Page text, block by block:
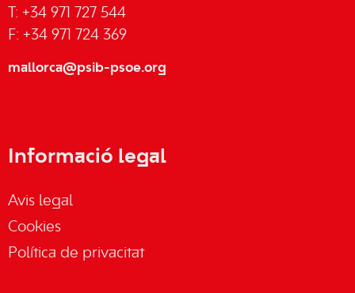
T: +34 971 727 544
F: +34 971 724 369
mallorca@psib-psoe.org
Informació legal
Avis legal
Cookies
Política de privacitat